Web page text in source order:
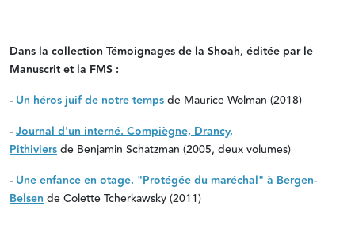
Dans la collection Témoignages de la Shoah, éditée par le
Manuscrit et la FMS :
-Un héros juif de notre tempsde Maurice Wolman (2018)
-Journal d'un interné. Compiègne, Drancy,
Pithiviersde Benjamin Schatzman (2005, deux volumes)
-Une enfance en otage. "Protégée du maréchal" à Bergen-
Belsende Colette Tcherkawsky (2011)